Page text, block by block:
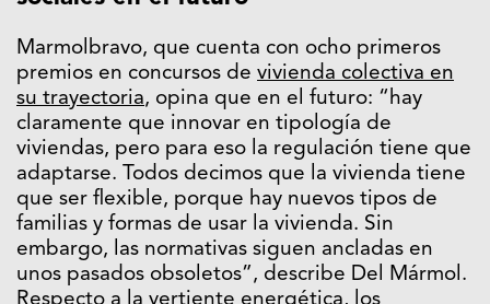
Marmolbravo, que cuenta con ocho primeros
premios en concursos de vivienda colectiva en
su trayectoria, opina que en el futuro: “hay
claramente que innovar en tipología de
viviendas, pero para eso la regulación tiene que
adaptarse. Todos decimos que la vivienda tiene
que ser flexible, porque hay nuevos tipos de
familias y formas de usar la vivienda. Sin
embargo, las normativas siguen ancladas en
unos pasados obsoletos”, describe Del Mármol.